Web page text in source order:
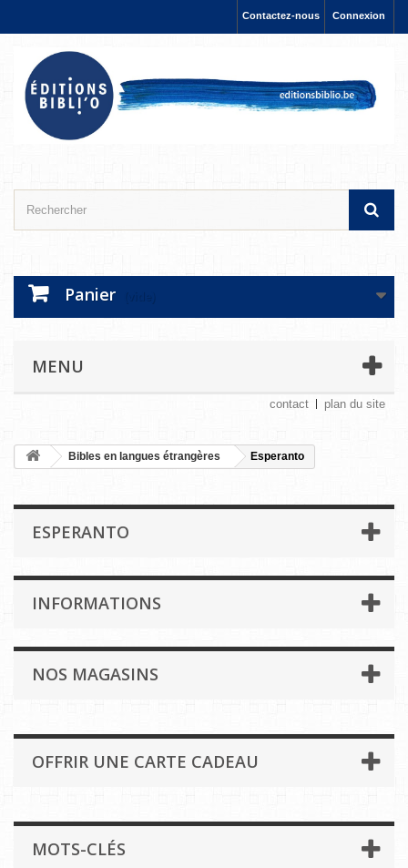
Connexion
Contactez-nous
Panier
MENU
contact plan du site
Bibles en langues étrangères Esperanto
ESPERANTO
INFORMATIONS
NOS MAGASINS
OFFRIR UNE CARTE CADEAU
MOTS-CLÉS